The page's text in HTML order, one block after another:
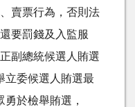
賣票行為，否則法
要罰錢及入監服
副總統候選人賄選
立委候選人賄選最
於檢舉賄選，